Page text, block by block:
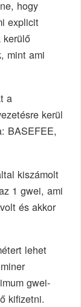
hogy
explicit
kerülő
mint ami
a
kerül
BASEFEE,
kiszámolt
1 gwei, ami
és akkor
lehet
gwei-
kifizetni.